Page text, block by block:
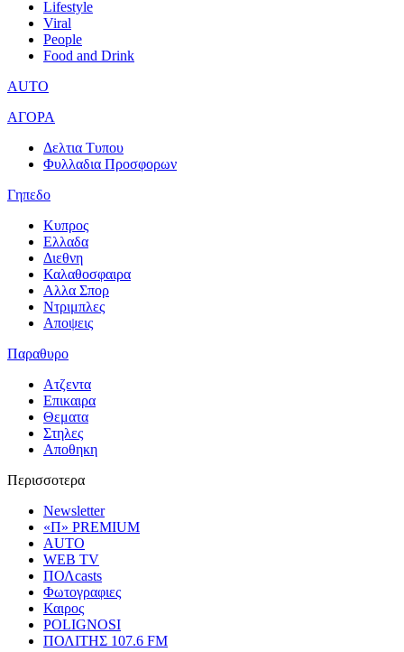
Lifestyle
Viral
People
Food and Drink
AUTO
ΑΓΟΡΑ
Δελτια Τυπου
Φυλλαδια Προσφορων
Γηπεδο
Κυπρος
Ελλαδα
Διεθνη
Καλαθοσφαιρα
Αλλα Σπορ
Ντριμπλες
Αποψεις
Παραθυρο
Ατζεντα
Επικαιρα
Θεματα
Στηλες
Αποθηκη
Περισσοτερα
Newsletter
«Π» PREMIUM
AUTO
WEB TV
ΠΟΛcasts
Φωτογραφιες
Καιρος
POLIGNOSI
ΠΟΛΙΤΗΣ 107.6 FM